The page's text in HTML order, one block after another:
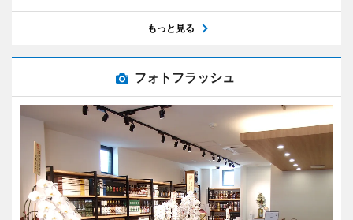
もっと見る
フォトフラッシュ